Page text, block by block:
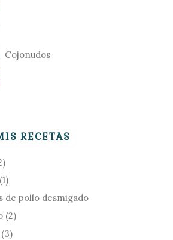
Cojonudos
RECETAS
(1)
de pollo desmigado
(2)
(3)